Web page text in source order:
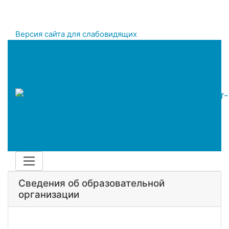
Версия сайта для слабовидящих
Сведения об образовательной
организации